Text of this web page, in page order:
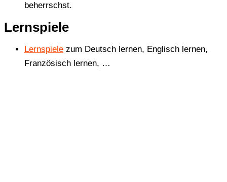
beherrschst.
Lernspiele
Lernspiele zum Deutsch lernen, Englisch lernen,
Französisch lernen, …